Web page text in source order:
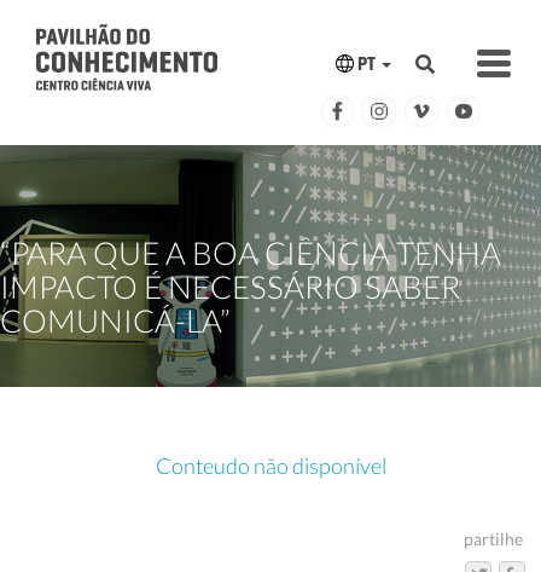
PT
“PARA QUE A BOA CIÊNCIA TENHA
IMPACTO É NECESSÁRIO SABER
COMUNICÁ-LA”
Conteudo não disponível
partilhe